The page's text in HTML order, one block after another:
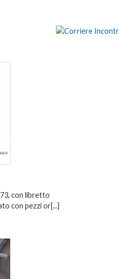
con libretto
con pezzi or[...]